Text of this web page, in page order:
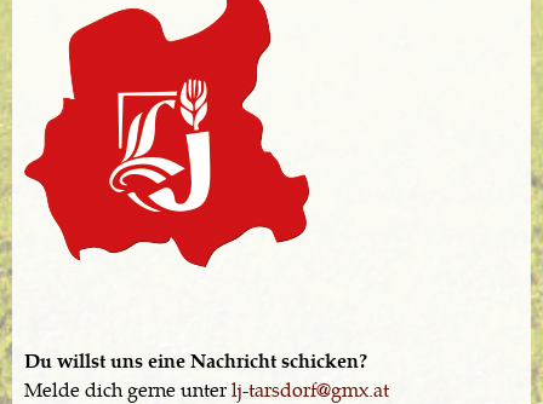
Du willst uns eine Nachricht schicken?
Melde dich gerne unterlj-tarsdorf@gmx.at